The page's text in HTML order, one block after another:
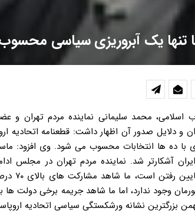
تنها یک آبروریزی سیاسی
اسلامی، محمد سلیمانی نماینده مردم تهران و
و دلایل صدور آن اظهار داشت: قطعنامه اتحادیه
با ده ها انتخابات محسوب می شود. وی افزود:
آشکارتر شد. نماینده مردم تهران در مجلس
مشارکت
وجود ندارد، اما ما شاهد جریمه برخی دولت ها